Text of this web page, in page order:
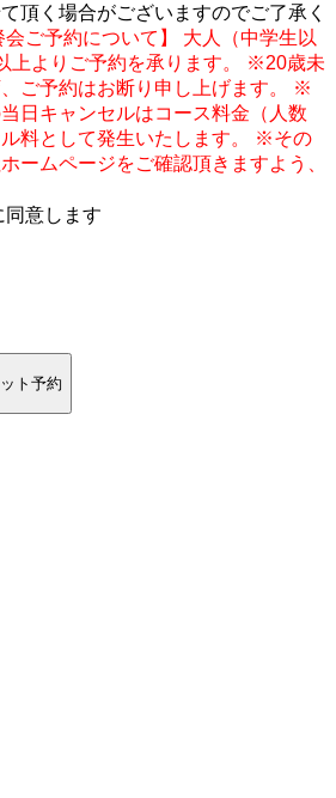
頂く場合がございますのでご了承く
会ご予約について】 大人（中学生以
上よりご予約を承ります。 ※20歳未
ご予約はお断り申し上げます。 ※
日キャンセルはコース料金（人数
料として発生いたします。 ※その
ームページをご確認頂きますよう、
同意します
ト予約